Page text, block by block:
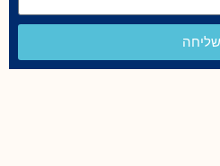
שליחה